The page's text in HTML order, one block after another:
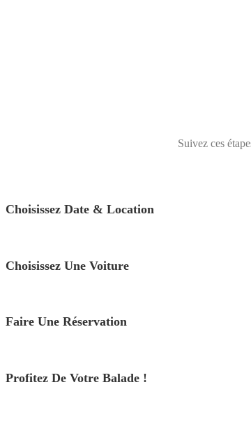
Suivez ces
Choisissez Date & Location
Choisissez Une Voiture
Faire Une Réservation
Profitez De Votre Balade !